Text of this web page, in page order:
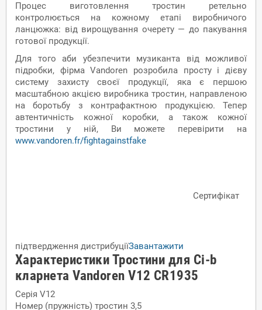
Процес виготовлення тростин ретельно
контролюється на кожному етапі виробничого
ланцюжка: від вирощування очерету — до пакування
готової продукції.
Для того аби убезпечити музиканта від можливої
підробки, фірма Vandoren розробила просту і дієву
систему захисту своєї продукції, яка є першою
масштабною акцією виробника тростин, направленою
на боротьбу з контрафактною продукцією. Тепер
автентичність кожної коробки, а також кожної
тростини у ній, Ви можете перевірити на
www.vandoren.fr/fightagainstfake
Сертифікат
підтвердження дистрибуціїЗавантажити
Характеристики Тростини для Сі-b
кларнета Vandoren V12 CR1935
Серія V12
Номер (пружність) тростин 3,5